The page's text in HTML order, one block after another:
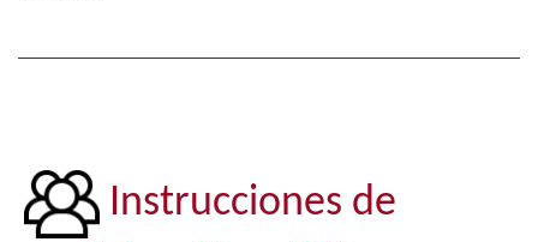
Instrucciones de